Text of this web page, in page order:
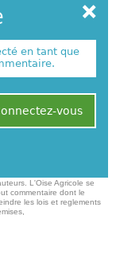
en tant que
vous
L'Oise Agricole se
commentaire dont le
les lois et reglements